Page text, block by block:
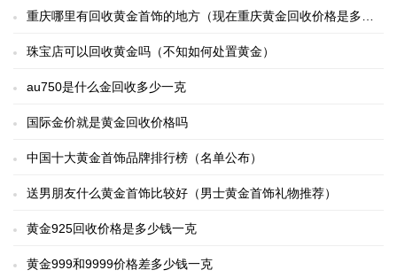
重庆哪里有回收黄金首饰的地方（现在重庆黄金回收价格是多少
珠宝店可以回收黄金吗（不知如何处置黄金）
au750是什么金回收多少一克
国际金价就是黄金回收价格吗
中国十大黄金首饰品牌排行榜（名单公布）
送男朋友什么黄金首饰比较好（男士黄金首饰礼物推荐）
黄金925回收价格是多少钱一克
黄金999和9999价格差多少钱一克